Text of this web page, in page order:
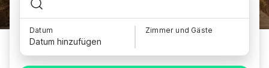
Datum
Datum hinzufügen
Zimmer und Gäste